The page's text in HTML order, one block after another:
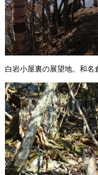
白岩小屋裏の展望地。和名